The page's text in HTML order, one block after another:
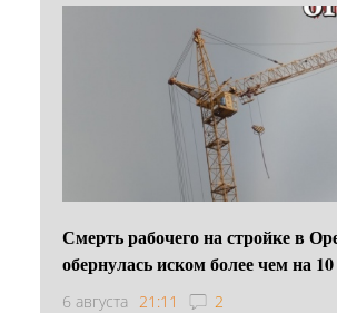
Смерть рабочего на стройке в
обернулась иском более чем на
6 августа 21:11 2